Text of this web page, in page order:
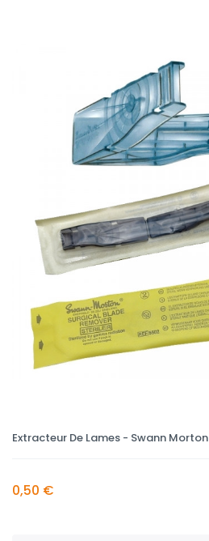
Extracteur De Lames - Swann
0,50 €